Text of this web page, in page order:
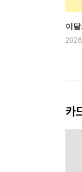
이
카